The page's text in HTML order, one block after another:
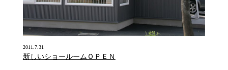
2011.7.31
新しいショールームＯＰＥＮ